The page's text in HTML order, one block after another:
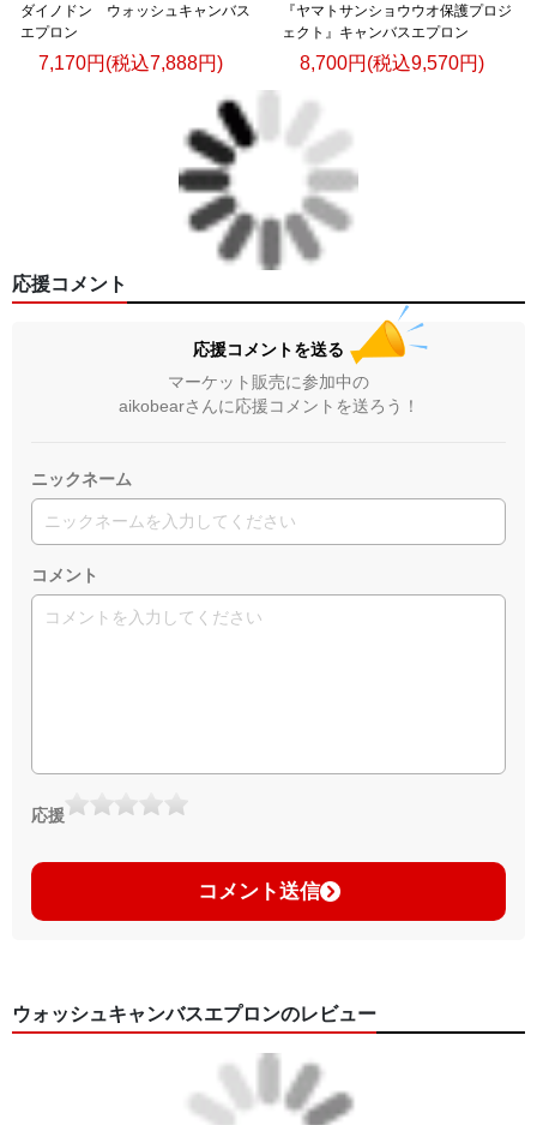
ダイノドン ウォッシュキャンバス
エプロン
7,170円(税込7,888円)
『ヤマトサンショウウオ保護プロジ
ェクト』キャンバスエプロン
8,700円(税込9,570円)
応援コメント
応援コメントを送る
マーケット販売に参加中の
aikobearさんに応援コメントを送ろう！
ニックネーム
コメント
応援
コメント送信
ウォッシュキャンバスエプロンのレビュー